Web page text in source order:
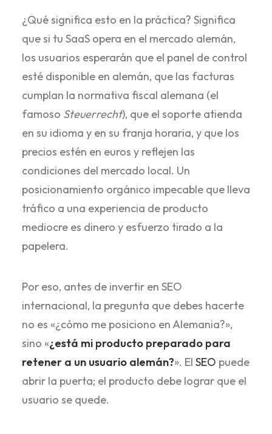
¿Qué significa esto en la práctica? Significa
que si tu SaaS opera en el mercado alemán,
los usuarios esperarán que el panel de control
esté disponible en alemán, que las facturas
cumplan la normativa fiscal alemana (el
famoso Steuerrecht), que el soporte atienda
en su idioma y en su franja horaria, y que los
precios estén en euros y reflejen las
condiciones del mercado local. Un
posicionamiento orgánico impecable que lleva
tráfico a una experiencia de producto
mediocre es dinero y esfuerzo tirado a la
papelera.
Por eso, antes de invertir en SEO
internacional, la pregunta que debes hacerte
no es «¿cómo me posiciono en Alemania?»,
sino «¿está mi producto preparado para
retener a un usuario alemán?». El SEO puede
abrir la puerta; el producto debe lograr que el
usuario se quede.